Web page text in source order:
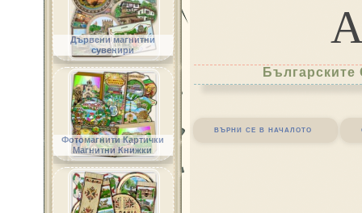
върни се в началото
Дървени магнитни
сувенири
Фотомагнити Картички
Магнитни Книжки